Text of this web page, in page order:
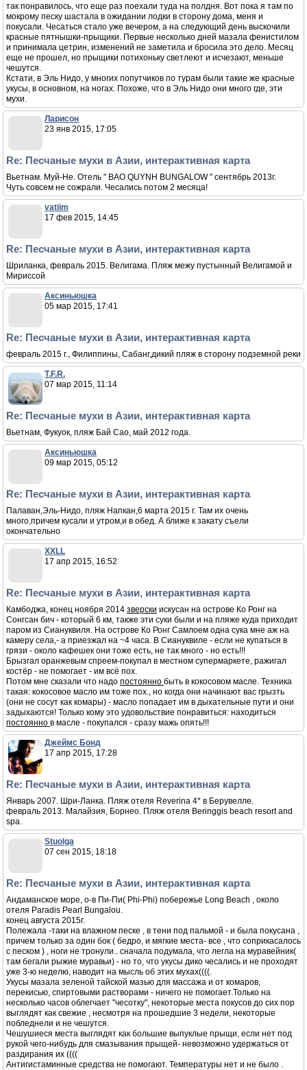
так понравилось, что еще раз поехали туда на полдня. Вот пока я там по
мокрому песку шастала в ожидании лодки в сторону дома, меня и
покусали. Чесаться стало уже вечером, а на следующий день выскочили
красные пятнышки-прыщики. Первые несколько дней мазала фенистилом
и принимала цетрин, изменений не заметила и бросила это дело. Месяц
еще не прошел, но прыщики потихоньку светлеют и исчезают, меньше
чешутся.
Кстати, в Эль Нидо, у многих попутчиков по турам были такие же красные
укусы, в основном, на ногах. Похоже, что в Эль Нидо они много где, эти
мухи.
Ларисон
23 янв 2015, 17:05
Re: Песчаные мухи в Азии, интерактивная карта
Вьетнам. Муй-Не. Отель " BAO QUYNH BUNGALOW " сентябрь 2013г.
Чуть совсем не сожрали. Чесались потом 2 месяца!
vatiim
17 фев 2015, 14:45
Re: Песчаные мухи в Азии, интерактивная карта
Шриланка, февраль 2015. Велигама. Пляж межу пустынный Велигамой и
Мириссой
Аксиньюшка
05 мар 2015, 17:41
Re: Песчаные мухи в Азии, интерактивная карта
февраль 2015 г., Филиппины, Сабанг,дикий пляж в сторону подземной реки
T.F.R.
07 мар 2015, 11:14
Re: Песчаные мухи в Азии, интерактивная карта
Вьетнам, Фукуок, пляж Бай Сао, май 2012 года.
Аксиньюшка
09 мар 2015, 05:12
Re: Песчаные мухи в Азии, интерактивная карта
Палаван,Эль-Нидо, пляж Напкан,6 марта 2015 г. Там их очень
много,причем кусали и утром,и в обед. А ближе к закату съели
окончательно
XXLL
17 апр 2015, 16:52
Re: Песчаные мухи в Азии, интерактивная карта
Камбоджа, конец ноября 2014 зверски искусан на острове Ко Ронг на
Сонгсан бич - который 6 км, также эти суки были и на пляже куда приходит
паром из Сиануквиля. На острове Ко Ронг Самлоем одна сука мне аж на
камеру села,- а приезжал на ~4 часа. В Сиануквиле - если не купаться в
грязи - около кафешек они тоже есть, не так много - но есть!!!
Брызгал оранжевым спреем-покупал в местном супермаркете, ражигал
костёр - не помогает - им всё пох.
Потом мне сказали что надо постоянно быть в кокосовом масле. Техника
такая: кокосовое масло им тоже пох., но когда они начинают вас грызть
(они не сосут как комары) - масло попадает им в дыхательные пути и они
задыхаются! Только кому это удовольствие понравиться: находиться
постоянно в масле - покупался - сразу мажь опять!!!
Джеймс Бонд
17 апр 2015, 17:28
Re: Песчаные мухи в Азии, интерактивная карта
Январь 2007. Шри-Ланка. Пляж отеля Reverina 4* в Берувелле.
февраль 2013. Малайзия, Борнео. Пляж отеля Beringgis beach resort and
spa.
Stuolga
07 сен 2015, 18:18
Re: Песчаные мухи в Азии, интерактивная карта
Андаманское море, о-в Пи-Пи( Phi-Phi) побережье Long Beach , около
отеля Paradis Pearl Bungalou.
конец августа 2015г.
Полежала -таки на влажном песке , в тени под пальмой - и была покусана ,
причем только за один бок ( бедро, и мягкие места- все , что соприкасалось
с песком ) , ноги не тронули.. сначала подумала, что легла на муравейник(
там бегали рыжие муравьи) - но то, что укусы дико чесались и не проходят
уже 3-ю неделю, наводит на мысль об этих мухах((((.
Укусы мазала зеленой тайской мазью для массажа и от комаров,
перекисью, спиртовыми растворами - ничего не помогает.Только на
несколько часов облегчает "чесотку", некоторые места покусов до сих пор
выглядят как свежие , несмотря на прошедшие 3 недели, некоторые
побледнели и не чешутся.
Чешушиеся места выглядят как большие выпуклые прыщи, если нет под
рукой чего-нибудь для смазывания прыщей- невозможно удержаться от
раздирания их ((((
Антигистаминные средства не помогают. Температуры нет и не было .